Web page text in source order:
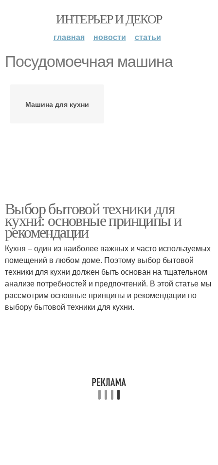
ИНТЕРЬЕР И ДЕКОР
главная новости статьи
Посудомоечная машина
Машина для кухни
Выбор бытовой техники для
кухни: основные принципы и
рекомендации
Кухня – один из наиболее важных и часто используемых
помещений в любом доме. Поэтому выбор бытовой
техники для кухни должен быть основан на тщательном
анализе потребностей и предпочтений. В этой статье мы
рассмотрим основные принципы и рекомендации по
выбору бытовой техники для кухни.